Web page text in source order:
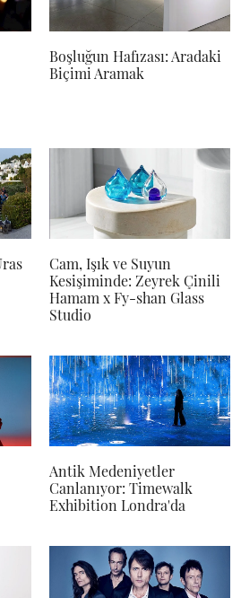
Boşluğun Hafızası: Aradaki
Biçimi Aramak
Cam, Işık ve Suyun
Kesişiminde: Zeyrek Çinili
Hamam x Fy-shan Glass
Studio
Antik Medeniyetler
Canlanıyor: Timewalk
Exhibition Londra'da